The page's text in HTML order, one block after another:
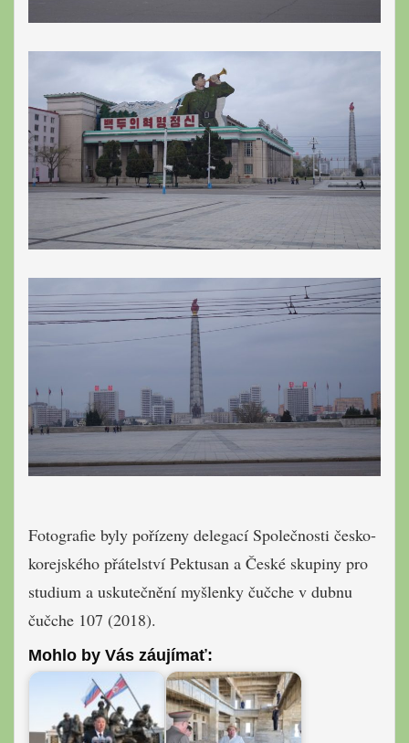
Fotografie byly pořízeny delegací Společnosti česko-
korejského přátelství Pektusan a České skupiny pro
studium a uskutečnění myšlenky čučche v dubnu
čučche 107 (2018).
Mohlo by Vás záujímať: